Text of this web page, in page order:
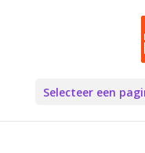
Selecteer een